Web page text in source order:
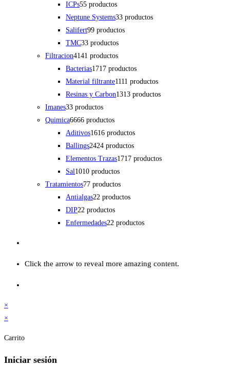
ICPs55 productos
Neptune Systems33 productos
Salifert99 productos
TMC33 productos
Filtracion41 41 productos
Bacterias1717 productos
Material filtrante11 11 productos
Resinas y Carbon1313 productos
Imanes33 productos
Quimica6666 productos
Aditivos1616 productos
Ballings2424 productos
Elementos Trazas1717 productos
Sal 1010 productos
Tratamientos77 productos
Antialgas22 productos
DIP22 productos
Enfermedades22 productos
Click the arrow to reveal more amazing content.
×
×
Carrito
Iniciar sesión